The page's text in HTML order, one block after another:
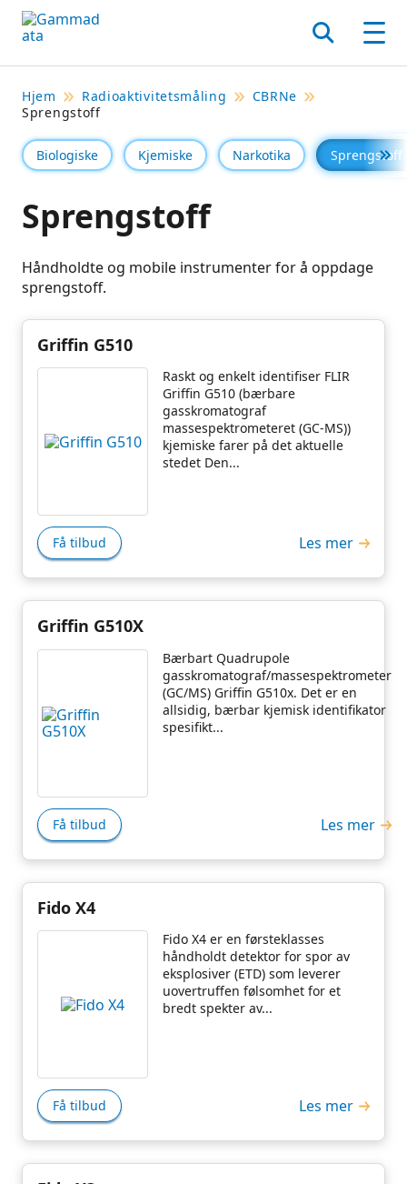
Hopp
til
Søk
Hjem Radioaktivitetsmåling
CBRNe
Sprengstoff
Biologiske Kjemiske Narkotika Sprengstoff
Se
Sprengstoff
Håndholdte og mobile instrumenter for å oppdage
sprengstoff.
Griffin G510
Raskt og enkelt identifiser FLIR
Griffin G510 (bærbare
gasskromatograf
massespektrometeret (GC-MS))
kjemiske farer på det aktuelle
stedet Den...
Få tilbud Les mer
Griffin G510X
Bærbart Quadrupole
gasskromatograf/massespektrometer
(GC/MS) Griffin G510x. Det er en
allsidig, bærbar kjemisk identifikator
spesifikt...
Få tilbud Les mer
Fido X4
Fido X4 er en førsteklasses
håndholdt detektor for spor av
eksplosiver (ETD) som leverer
uovertruffen følsomhet for et
bredt spekter av...
Få tilbud Les mer